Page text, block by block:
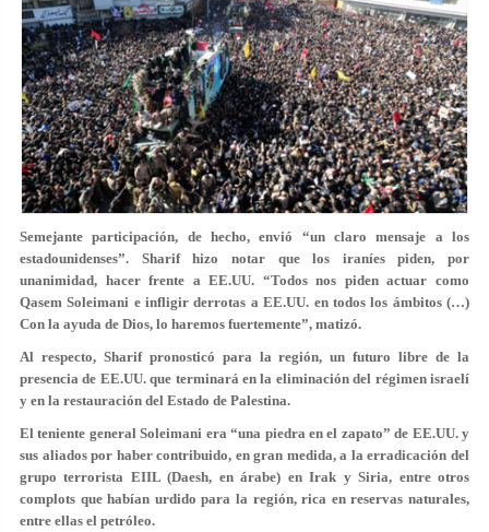
Semejante participación, de hecho, envió “un claro mensaje a los
estadounidenses”. Sharif hizo notar que los iraníes piden, por
unanimidad, hacer frente a EE.UU. “Todos nos piden actuar como
Qasem Soleimani e infligir derrotas a EE.UU. en todos los ámbitos (…)
Con la ayuda de Dios, lo haremos fuertemente”, matizó.
Al respecto, Sharif pronosticó para la región, un futuro libre de la
presencia de EE.UU. que terminará en la eliminación del régimen israelí
y en la restauración del Estado de Palestina.
El teniente general Soleimani era “una piedra en el zapato” de EE.UU. y
sus aliados por haber contribuido, en gran medida, a la erradicación del
grupo terrorista EIIL (Daesh, en árabe) en Irak y Siria, entre otros
complots que habían urdido para la región, rica en reservas naturales,
entre ellas el petróleo.